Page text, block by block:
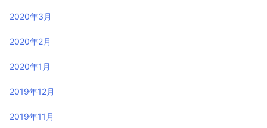
2020年3月
2020年2月
2020年1月
2019年12月
2019年11月